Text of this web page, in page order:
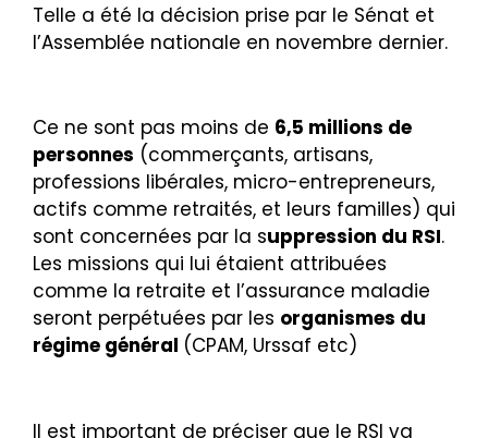
Telle a été la décision prise par le Sénat et
l’Assemblée nationale en novembre dernier.
Ce ne sont pas moins de 6,5 millions de
personnes (commerçants, artisans,
professions libérales, micro-entrepreneurs,
actifs comme retraités, et leurs familles) qui
sont concernées par la suppression du RSI.
Les missions qui lui étaient attribuées
comme la retraite et l’assurance maladie
seront perpétuées par les organismes du
régime général (CPAM, Urssaf etc)
Il est important de préciser que le RSI va